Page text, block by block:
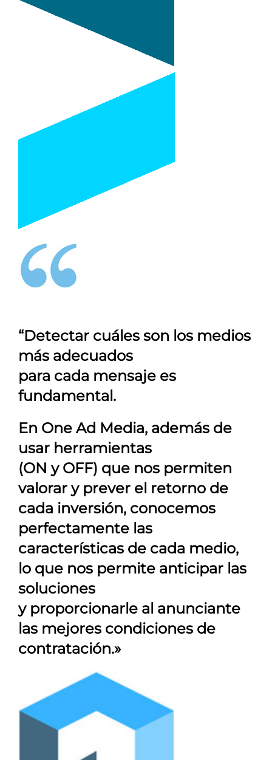
“Detectar cuáles son los medios
más adecuados
para cada mensaje es
fundamental.
En One Ad Media, además de
usar herramientas
(ON y OFF) que nos permiten
valorar y prever el retorno de
cada inversión, conocemos
perfectamente las
características de cada medio,
lo que nos permite anticipar las
soluciones
y proporcionarle al anunciante
las mejores condiciones de
contratación.»